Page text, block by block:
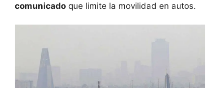
comunicado que limite la movilidad en autos.